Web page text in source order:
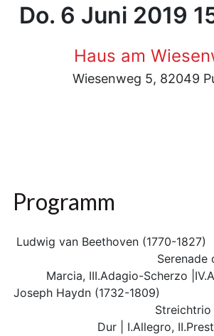
Do. 6 Juni 2019
Haus am
Wiesenweg 5, 82049
Programm
Ludwig van Beethoven
Serenade op.8 in
Marcia, III.Adagio-Scherzo
Joseph Haydn
Streichtrio op.53
Dur | I.Allegro,